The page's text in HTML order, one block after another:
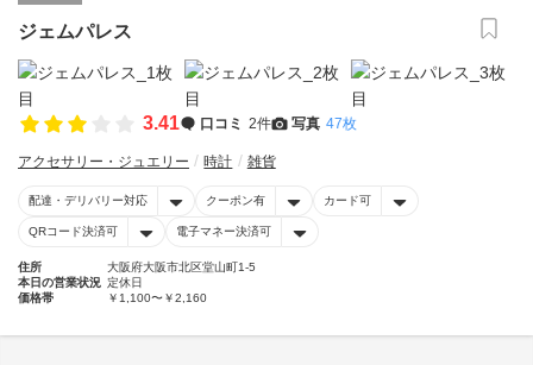
ジェムパレス
3.41 口コミ 2件 写真 47枚
アクセサリー・ジュエリー 時計 雑貨
配達・デリバリー対応 クーポン有 カード可
QRコード決済可 電子マネー決済可
住所
大阪府大阪市北区堂山町1-5
本日の営業状況 定休日
価格帯
￥1,100〜￥2,160